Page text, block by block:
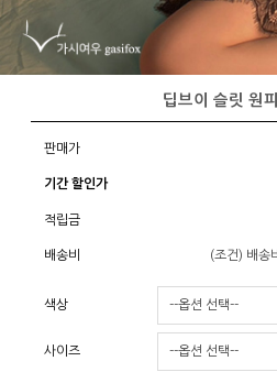
딥브이 슬릿 원
판매가
기간 할인가
적립금
배송비 (조건) 배송
색상
사이즈